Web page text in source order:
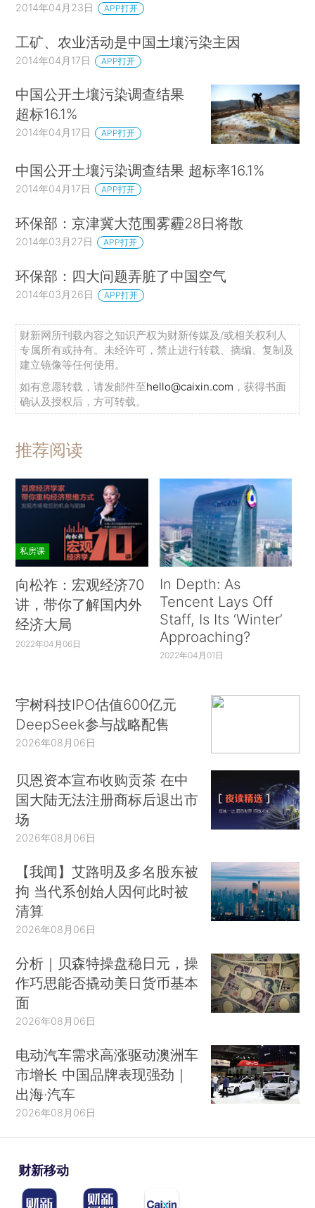
2014年04月23日 APP打开
工矿、农业活动是中国土壤污染主因
2014年04月17日 APP打开
中国公开土壤污染调查结果
超标16.1%
2014年04月17日 APP打开
中国公开土壤污染调查结果 超标率16.1%
2014年04月17日 APP打开
环保部：京津冀大范围雾霾28日将散
2014年03月27日 APP打开
环保部：四大问题弄脏了中国空气
2014年03月26日 APP打开
财新网所刊载内容之知识产权为财新传媒及/或相关权利人
专属所有或持有。未经许可，禁止进行转载、摘编、复制及
建立镜像等任何使用。
如有意愿转载，请发邮件至hello@caixin.com ，获得书面
确认及授权后，方可转载。
推荐阅读
私房课
向松祚：宏观经济70
讲，带你了解国内外
经济大局
2022年04月06日
In Depth: As
Tencent Lays Off
Staff, Is Its ‘Winter’
Approaching?
2022年04月01日
宇树科技IPO估值600亿元
DeepSeek参与战略配售
2026年08月06日
贝恩资本宣布收购贡茶 在中
国大陆无法注册商标后退出市
场
2026年08月06日
【我闻】艾路明及多名股东被
拘 当代系创始人因何此时被
清算
2026年08月06日
分析｜贝森特操盘稳日元，操
作巧思能否撬动美日货币基本
面
2026年08月06日
电动汽车需求高涨驱动澳洲车
市增长 中国品牌表现强劲｜
出海·汽车
2026年08月06日
财新移动